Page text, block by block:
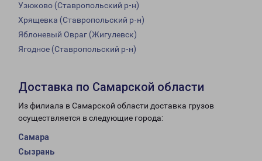
Узюково (Ставропольский р-н)
Хрящевка (Ставропольский р-н)
Яблоневый Овраг (Жигулевск)
Ягодное (Ставропольский р-н)
Доставка по Самарской области
Из филиала в Самарской области доставка грузов
осуществляется в следующие города:
Самара
Сызрань